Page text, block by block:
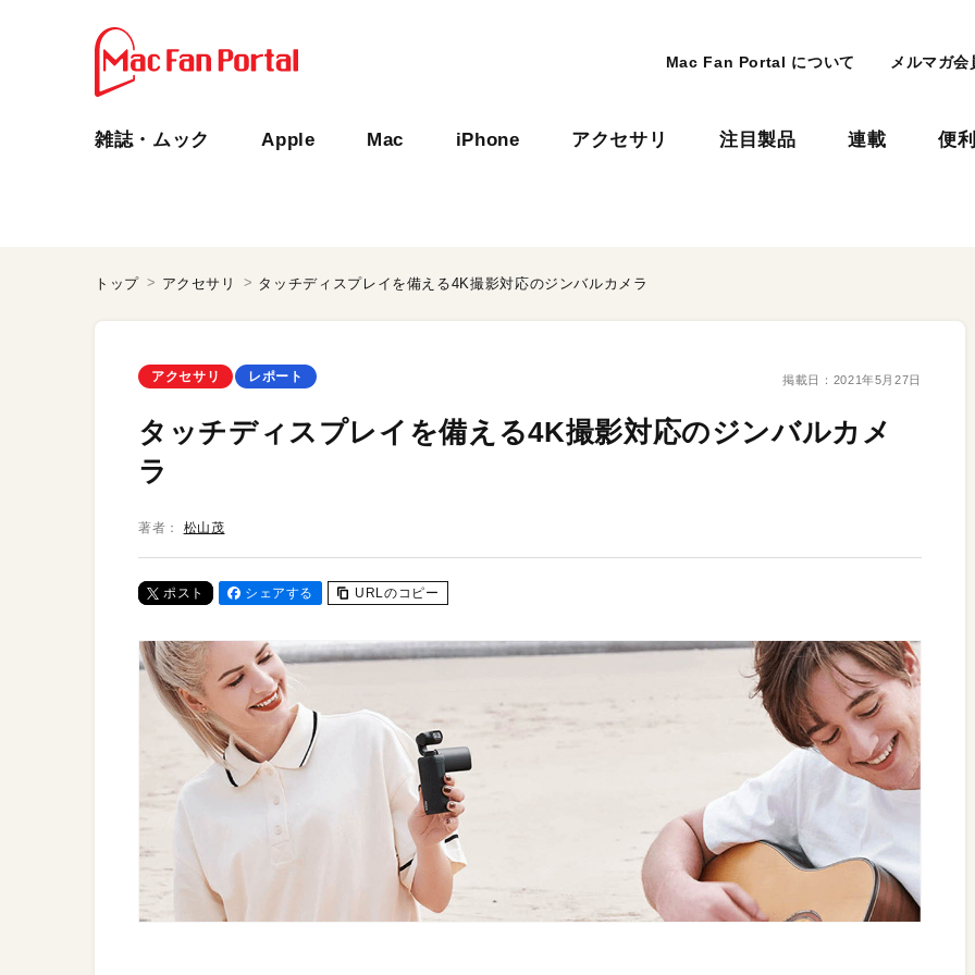
Mac Fan Portal について メルマガ会
雑誌・ムック Apple Mac iPhone アクセサリ 注目製品 連載 便
トップ アクセサリ タッチディスプレイを備える4K撮影対応のジンバルカメラ
アクセサリ レポート 掲載日： 2021年5月27日
タッチディスプレイを備える4K撮影対応のジンバルカメ
ラ
著者： 松山茂
ポスト シェアする URLのコピー